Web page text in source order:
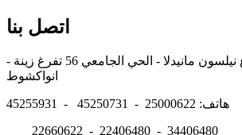
اتصل بنا
المقر: شارع نيلسون مانيدلا - الحي الجامعي 56 تفرغ زينة -
هاتف: 25000622 - 45250731 - 45255931
22660622 - 22406480 - 34406480